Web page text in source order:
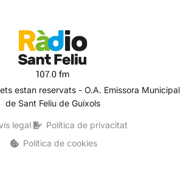
estan reservats - O.A. Emissora Municipal
de Sant Feliu de Guíxols
legal
Política de privacitat
Política de cookies